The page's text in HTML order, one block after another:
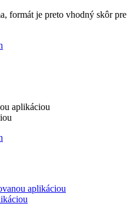
formát je preto vhodný skôr pre
aplikáciou
aplikáciou